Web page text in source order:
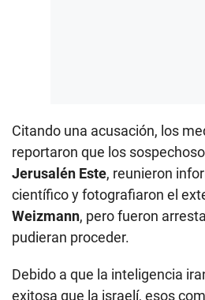
Citando una acusación, los
reportaron que los
Jerusalén Este, reunieron
científico y fotografiaron el
Weizmann, pero fueron
pudieran proceder.
Debido a que la inteligencia
exitosa que la israelí, esos